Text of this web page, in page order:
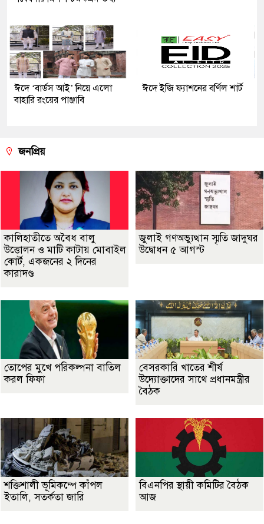
ঈদে ‘বার্ডস আই’ নিয়ে এলো
বাহারি রংয়ের পাঞ্জাবি
ঈদে ইজি ফ্যাশনের বর্ণিল শার্ট
জনপ্রিয়
কালিহাতীতে অবৈধ বালু
উত্তোলন ও মাটি কাটায় মোবাইল
কোর্ট, একজনের ২ দিনের
কারাদণ্ড
জুলাই গণঅভ্যুত্থান স্মৃতি জাদুঘর
উদ্বোধন ৫ আগস্ট
তোপের মুখে পরিকল্পনা বাতিল
করল ফিফা
বেসরকারি খাতের শীর্ষ
উদ্যোক্তাদের সাথে প্রধানমন্ত্রীর
বৈঠক
শক্তিশালী ভূমিকম্পে কাঁপল
ইতালি, সতর্কতা জারি
বিএনপির স্থায়ী কমিটির বৈঠক
আজ